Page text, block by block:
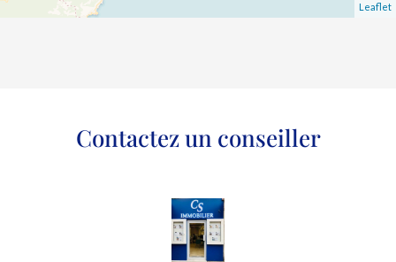
Leaflet
Contactez un conseiller